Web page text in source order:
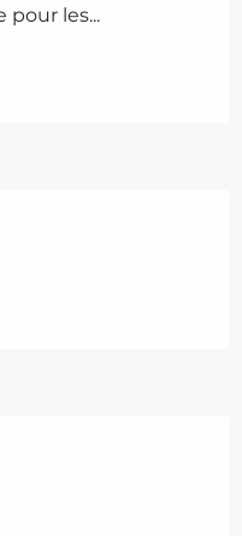
pour les...